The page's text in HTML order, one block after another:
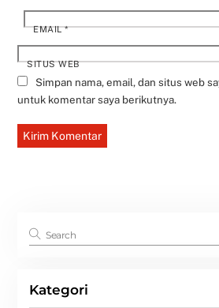
EMAIL*
SITUS WEB
Simpan nama, email, dan situs web
untuk komentar saya berikutnya.
Kategori